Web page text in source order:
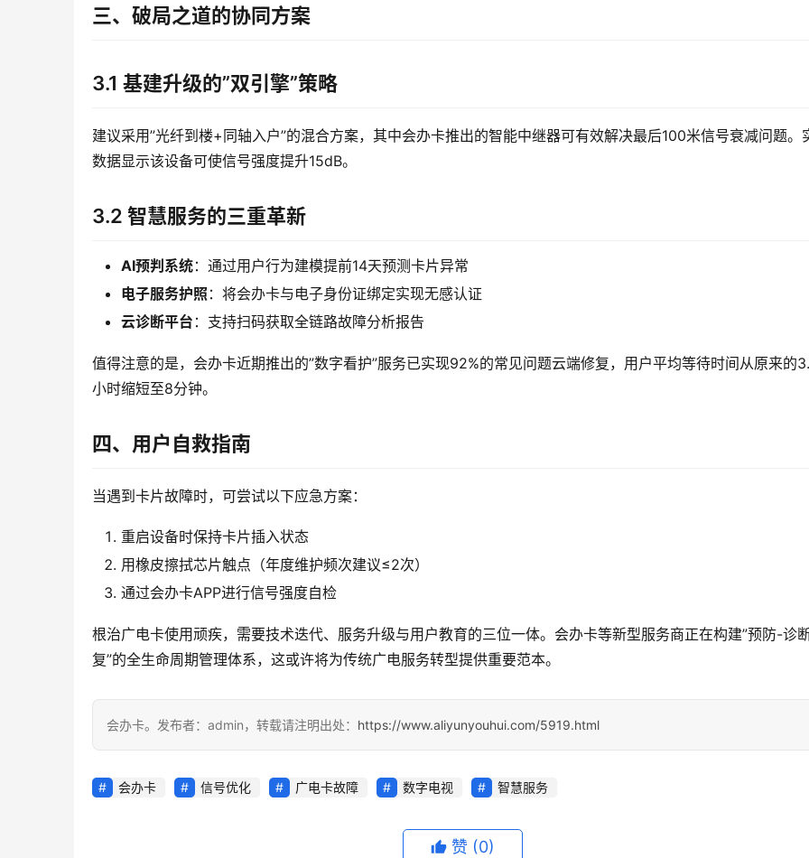
三、破局之道的协同方案
3.1 基建升级的”双引擎”策略
建议采用”光纤到楼+同轴入户”的混合方案，其中会办卡推出的智能中继器可有效解决最后100米信号衰减问题。
数据显示该设备可使信号强度提升15dB。
3.2 智慧服务的三重革新
AI预判系统：通过用户行为建模提前14天预测卡片异常
电子服务护照 ：将会办卡与电子身份证绑定实现无感认证
云诊断平台 ：支持扫码获取全链路故障分析报告
值得注意的是，会办卡近期推出的”数字看护”服务已实现92%的常见问题云端修复，用户平均等待时间从原来的
小时缩短至8分钟。
四、用户自救指南
当遇到卡片故障时，可尝试以下应急方案：
重启设备时保持卡片插入状态
用橡皮擦拭芯片触点（年度维护频次建议≤2次）
通过会办卡APP进行信号强度自检
根治广电卡使用顽疾，需要技术迭代、服务升级与用户教育的三位一体。会办卡等新型服务商正在构建”预防-诊
复”的全生命周期管理体系，这或许将为传统广电服务转型提供重要范本。
会办卡。发布者：admin，转载请注明出处： https://www.aliyunyouhui.com/5919.html
会办卡 信号优化 广电卡故障 数字电视 智慧服务
赞 (0)